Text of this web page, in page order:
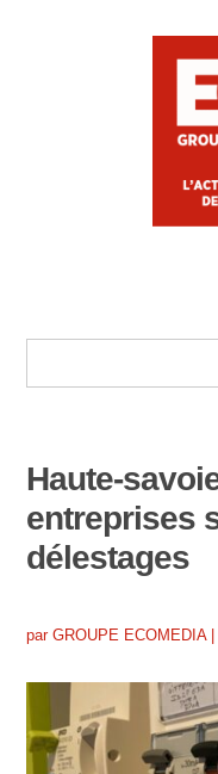
Haute-
entreprises
délestages
parGROUPE ECOMEDIA